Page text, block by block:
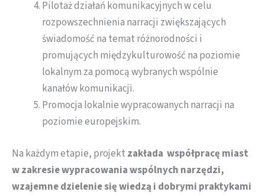
Pilotaż działań komunikacyjnych w celu
rozpowszechnienia narracji zwiększających
świadomość na temat różnorodności i
promujących międzykulturowość na poziomie
lokalnym za pomocą wybranych wspólnie
kanałów komunikacji.
Promocja lokalnie wypracowanych narracji na
poziomie europejskim.
Na każdym etapie, projekt zakłada współpracę miast
w zakresie wypracowania wspólnych narzędzi,
wzajemne dzielenie się wiedzą i dobrymi praktykami